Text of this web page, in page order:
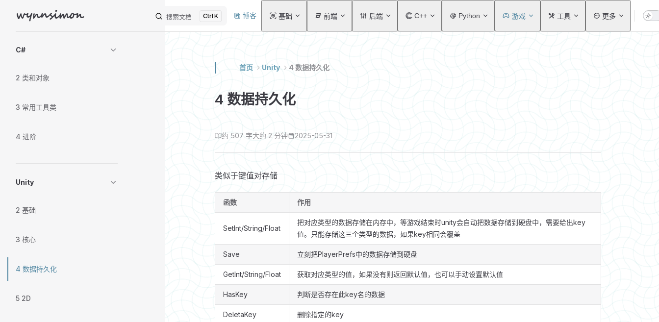
Skip to content
wynnsimon 搜索文档 K 博客 基础 前端 后端 C++ Python 游戏 工具 更多
C#
2 类和对象
3 常用工具类
4 进阶
Unity
2 基础
3 核心
4 数据持久化
5 2D
首页 Unity 4 数据持久化
4 数据持久化
约 507 字大约 2 分钟 2025-05-31
类似于键值对存储
函数 作用
SetInt/String/Float
把对应类型的数据存储在内存中，等游戏结束时unity会自动把数据存储到硬盘中，需要给出key
值。只能存储这三个类型的数据，如果key相同会覆盖
Save 立刻把PlayerPrefs中的数据存储到硬盘
GetInt/String/Float 获取对应类型的值，如果没有则返回默认值，也可以手动设置默认值
HasKey 判断是否存在此key名的数据
DeletaKey 删除指定的key